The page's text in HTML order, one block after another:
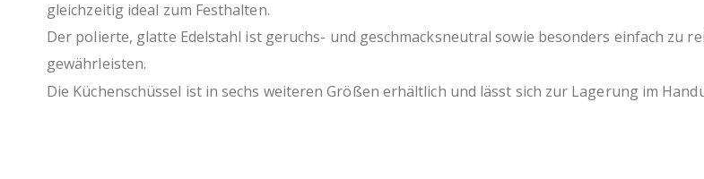
gleichzeitig ideal zum Festhalten.
Der polierte, glatte Edelstahl ist geruchs- und geschmacksneutral sowie besonders einfach zu
gewährleisten.
Die Küchenschüssel ist in sechs weiteren Größen erhältlich und lässt sich zur Lagerung im